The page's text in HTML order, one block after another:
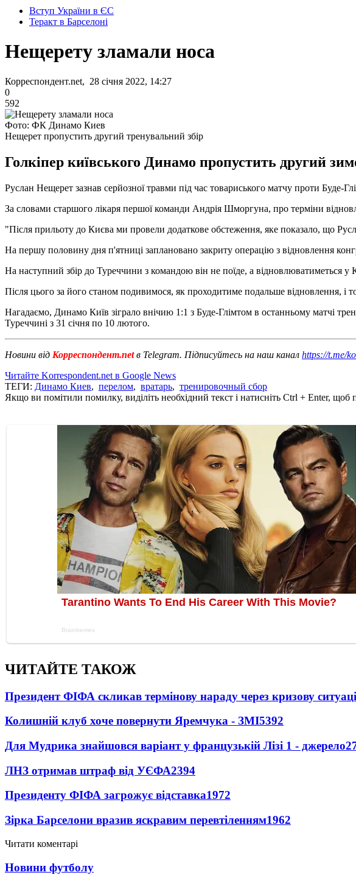
Вступ України в ЄС
Теракт в Барселоні
Нещерету зламали носа
Корреспондент.net, 28 січня 2022, 14:27
0
592
Фото: ФК Динамо Киев
Нещерет пропустить другий тренувальний збір
Голкіпер київського Динамо пропустить другий
Руслан Нещерет зазнав серйозної травми під час товариського матчу проти Буде-
За словами старшого лікаря першої команди Андрія Шморгуна, про терміни
"Після прильоту до Києва ми провели додаткове обстеження, яке показало, що
На першу половину дня п'ятниці заплановано закриту операцію з відновлення
На наступний збір до Туреччини з командою він не поїде, а відновлюватиметься у
Після цього за його станом подивимося, як проходитиме подальше відновлення,
Нагадаємо, Динамо Київ зіграло внічию 1:1 з Буде-Глімтом в останньому матчі
Туреччині з 31 січня по 10 лютого.
Новини від Корреспондент.netв Telegram. Підписуйтесь на наш канал https://t.me/
Читайте Korrespondent.net в Google News
ТЕГИ: Динамо Киев, перелом, вратарь, тренировочный сбор
Якщо ви помітили помилку, виділіть необхідний текст і натисніть Ctrl + Enter, щоб
ЧИТАЙТЕ ТАКОЖ
Президент ФІФА скликав термінову нараду через кризову
Колишній клуб хоче повернути Яремчука - ЗМІ5392
Для Мудрика знайшовся варіант у французькій Лізі 1 - джерело
ЛНЗ отримав штраф від УЄФА2394
Президенту ФІФА загрожує відставка1972
Зірка Барселони вразив яскравим перевтіленням1962
Читати коментарі
Новини футболу